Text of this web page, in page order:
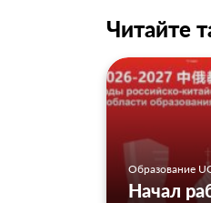
Читайте
Образование
Начал